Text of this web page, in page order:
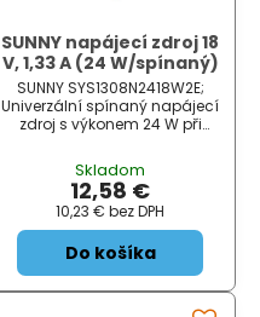
SUNNY napájecí zdroj 18
V, 1,33 A (24 W/spínaný)
SUNNY SYS1308N2418W2E;
Univerzální spínaný napájecí
zdroj s výkonem 24 W při
proudu 1,33 A . Rozměr
konektoru 5,5 x 2,1 x 11 mm a
délka kabelu 1,8 m ....
Skladom
12,58 €
10,23 € bez DPH
Do košíka